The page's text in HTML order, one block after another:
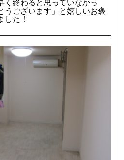
く終わると思っていなかっ
うございます」と嬉しいお褒
した！